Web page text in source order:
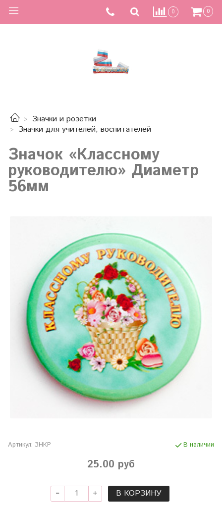
0 0
Значки и розетки
Значки для учителей, воспитателей
Значок «Классному
руководителю» Диаметр
56мм
Артикул: ЗНКР В наличии
25.00 руб
В КОРЗИНУ